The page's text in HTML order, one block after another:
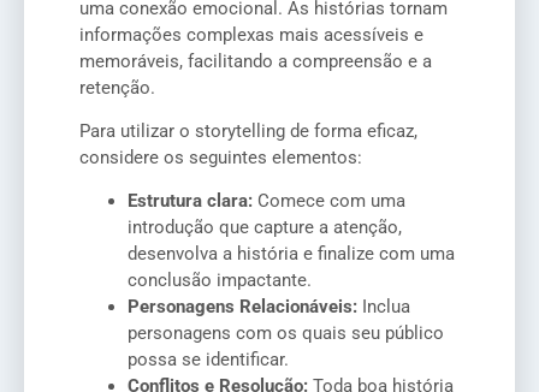
uma conexão emocional. As histórias tornam
informações complexas mais acessíveis e
memoráveis, facilitando a compreensão e a
retenção.
Para utilizar o storytelling de forma eficaz,
considere os seguintes elementos:
Estrutura clara: Comece com uma
introdução que capture a atenção,
desenvolva a história e finalize com uma
conclusão impactante.
Personagens Relacionáveis: Inclua
personagens com os quais seu público
possa se identificar.
Conflitos e Resolução: Toda boa história